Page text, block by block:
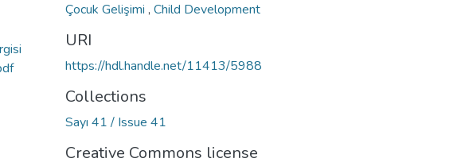
Çocuk Gelişimi , Child Development
URI
https://hdl.handle.net/11413/5988
Collections
Sayı 41 / Issue 41
Creative Commons license